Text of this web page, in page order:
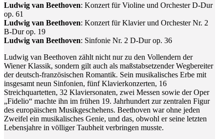
Ludwig van Beethoven: Konzert für Violine und Orchester D-Dur
op. 61
Ludwig van Beethoven: Konzert für Klavier und Orchester Nr. 2
B-Dur op. 19
Ludwig van Beethoven: Sinfonie Nr. 2 D-Dur op. 36
Ludwig van Beethoven zählt nicht nur zu den Vollendern der
Wiener Klassik, sondern gilt auch als maßstabsetzender Wegbereiter
der deutsch-französischen Romantik. Sein musikalisches Erbe mit
insgesamt neun Sinfonien, fünf Klavierkonzerten, 16
Streichquartetten, 32 Klaviersonaten, zwei Messen sowie der Oper
„Fidelio“ machte ihn im frühen 19. Jahrhundert zur zentralen Figur
des europäischen Musikgeschehens. Beethoven war ohne jeden
Zweifel ein musikalisches Genie, und das, obwohl er seine letzten
Lebensjahre in völliger Taubheit verbringen musste.